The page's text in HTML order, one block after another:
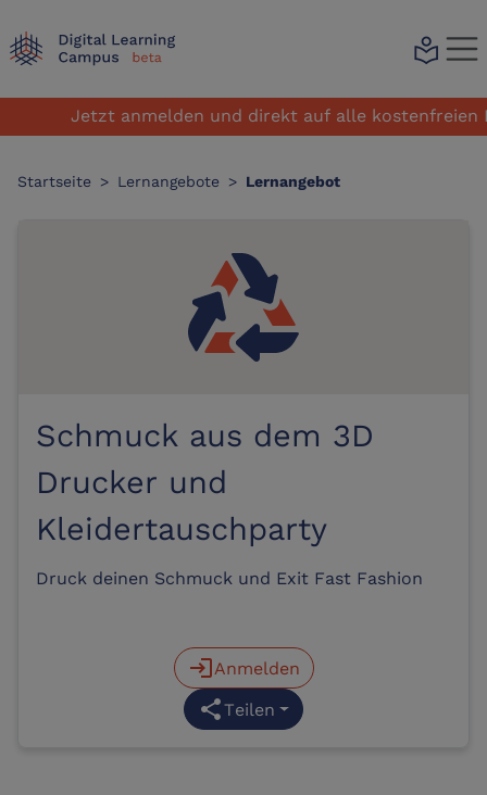
local_library
Jetzt anmelden und direkt auf alle kostenfreien
Startseite > Lernangebote > Lernangebot
Schmuck aus dem 3D
Drucker und
Kleidertauschparty
Druck deinen Schmuck und Exit Fast Fashion
loginAnmelden
shareTeilen